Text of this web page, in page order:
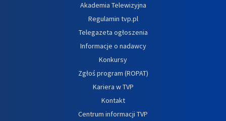
Akademia Telewizyjna
Regulamin tvp.pl
Telegazeta ogłoszenia
Informacje o nadawcy
Konkursy
Zgłoś program (ROPAT)
Kariera w TVP
Kontakt
Centrum informacji TVP